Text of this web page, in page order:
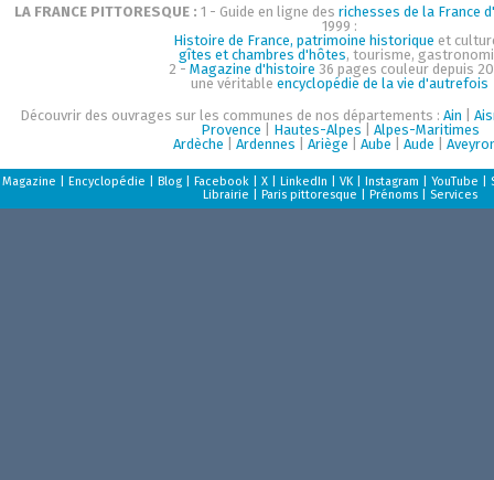
LA FRANCE PITTORESQUE : 1 - Guide en ligne des richesses de la France
1999 :
Histoire de France, patrimoine historique et
gîtes et chambres d'hôtes, tourisme,
2 - Magazine d'histoire 36 pages couleur depuis
une véritable encyclopédie de la vie d'autrefois
Découvrir des ouvrages sur les communes de nos départements : Ain
Provence
Hautes-Alpes
Alpes-Maritimes
Ardèche
Ardennes Ariège Aube Aude
Magazine Encyclopédie Blog| Facebook| X| LinkedIn VK| Instagram YouTube
Librairie
Paris pittoresque Prénoms| Services